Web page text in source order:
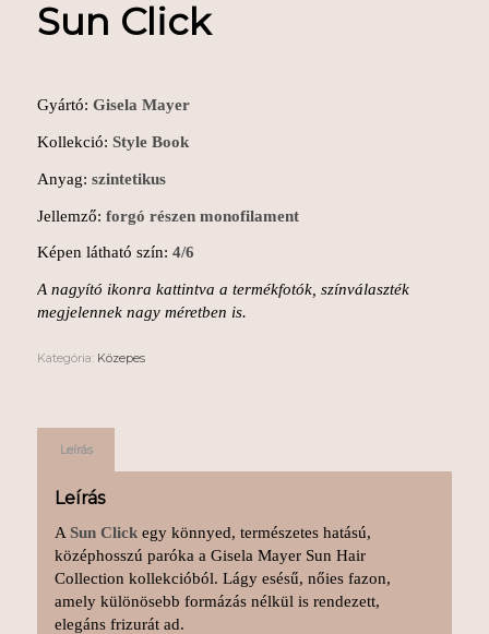
Sun Click
Gyártó: Gisela Mayer
Kollekció: Style Book
Anyag: szintetikus
Jellemző: forgó részen monofilament
Képen látható szín: 4/6
A nagyító ikonra kattintva a termékfotók, színválaszték
megjelennek nagy méretben is.
Kategória: Közepes
Leírás
Leírás
A Sun Clickegy könnyed, természetes hatású,
középhosszú paróka a Gisela Mayer Sun Hair
Collection kollekcióból. Lágy esésű, nőies fazon,
amely különösebb formázás nélkül is rendezett,
elegáns frizurát ad.